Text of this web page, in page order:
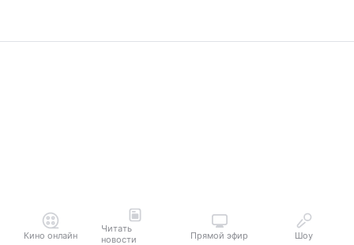
Кино онлайн
Читать
новости
Прямой эфир Шоу